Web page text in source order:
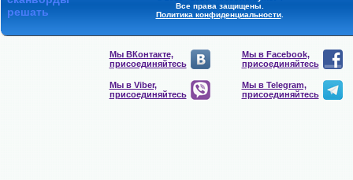
решать
Все права защищены.
Политика конфиденциальности.
Мы ВКонтакте,
присоединяйтесь
Мы в Facebook,
присоединяйтесь
Мы в Viber,
присоединяйтесь
Мы в Telegram,
присоединяйтесь